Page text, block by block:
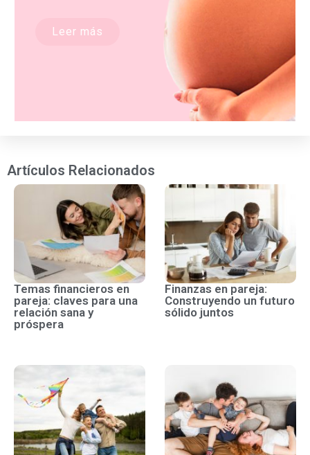
Leer más
Artículos Relacionados
Temas financieros en
pareja: claves para una
relación sana y
próspera
Finanzas en pareja:
Construyendo un futuro
sólido juntos